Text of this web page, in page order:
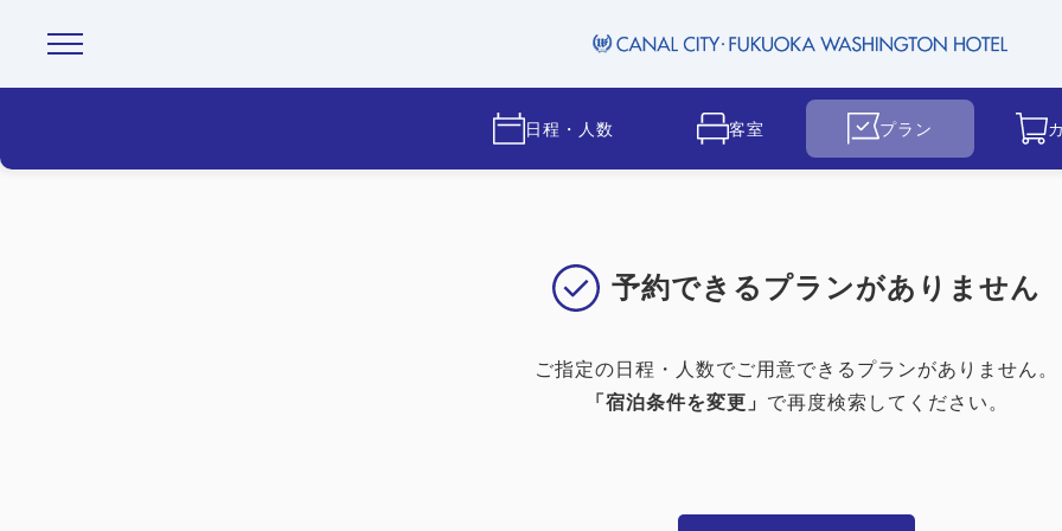
日程・人数 客室 プラン
予約できるプランがありません
ご指定の日程・人数でご用意できるプランがありません。
「宿泊条件を変更」 で再度検索してください。